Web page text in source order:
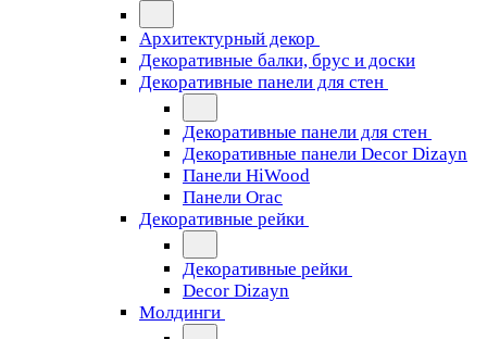
Архитектурный декор
Декоративные балки, брус и доски
Декоративные панели для стен
Декоративные панели для стен
Декоративные панели Decor Dizayn
Панели HiWood
Панели Orac
Декоративные рейки
Декоративные рейки
Decor Dizayn
Молдинги